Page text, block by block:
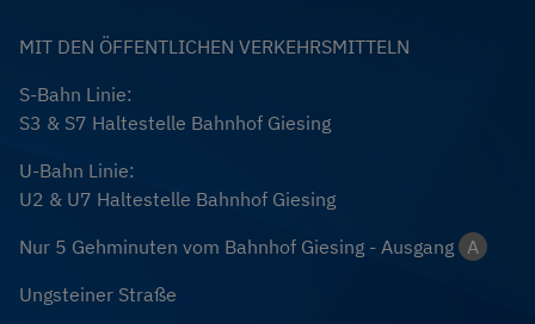
MIT DEN ÖFFENTLICHEN VERKEHRSMITTELN
S-Bahn Linie:
S3 & S7 Haltestelle Bahnhof Giesing
U-Bahn Linie:
U2 & U7 Haltestelle Bahnhof Giesing
Nur 5 Gehminuten vom Bahnhof Giesing - Ausgang A
Ungsteiner Straße